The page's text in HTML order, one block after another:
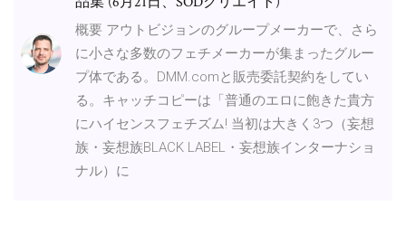
概要 アウトビジョンのグループメーカーで、さら
に小さな多数のフェチメーカーが集まったグルー
プ体である。DMM.comと販売委託契約をしてい
る。キャッチコピーは「普通のエロに飽きた貴方
にハイセンスフェチズム! 当初は大きく3つ（妄想
族・妄想族BLACK LABEL・妄想族インターナショ
ナル）に